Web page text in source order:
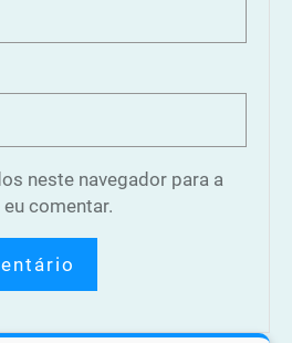
neste navegador para a
comentar.